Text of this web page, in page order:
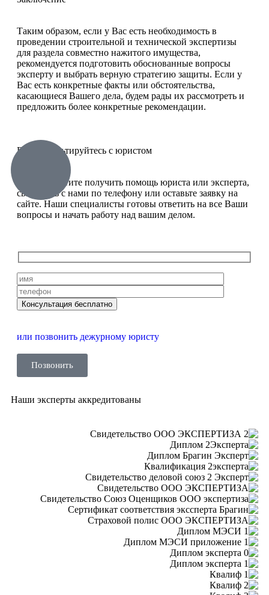
Таким образом, если у Вас есть необходимость в
проведении строительной и технической экспертизы
для раздела совместно нажитого имущества,
рекомендуется подготовить обоснованные вопросы
эксперту и выбрать верную стратегию защиты. Если у
Вас есть конкретные факты или обстоятельства,
касающиеся Вашего дела, будем рады их рассмотреть и
предложить более конкретные рекомендации.
Проконсультируйтесь с юристом
Если Вы хотите получить помощь юриста или эксперта,
свяжитесь с нами по телефону или оставьте заявку на
сайте. Наши специалисты готовы ответить на все Ваши
вопросы и начать работу над вашим делом.
или позвонить дежурному юристу
Позвонить
Наши эксперты аккредитованы